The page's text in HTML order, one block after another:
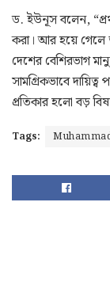
ড. ইউনূস বলেন,
করা। আর হয়ে গেলে
দেশের বেশিরভাগ
সামগ্রিকভাবে
প্রতিকার হলো বড়
Tags: